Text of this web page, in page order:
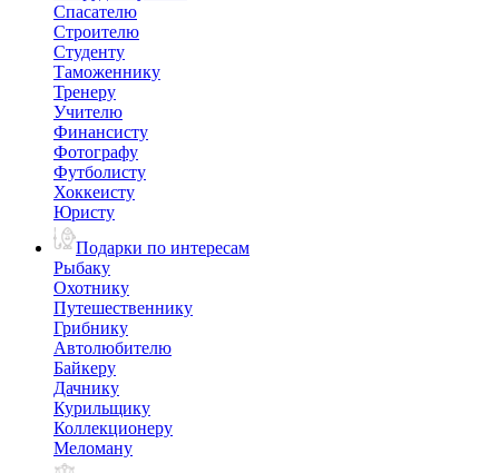
Спасателю
Строителю
Студенту
Таможеннику
Тренеру
Учителю
Финансисту
Фотографу
Футболисту
Хоккеисту
Юристу
Подарки по интересам
Рыбаку
Охотнику
Путешественнику
Грибнику
Автолюбителю
Байкеру
Дачнику
Курильщику
Коллекционеру
Меломану